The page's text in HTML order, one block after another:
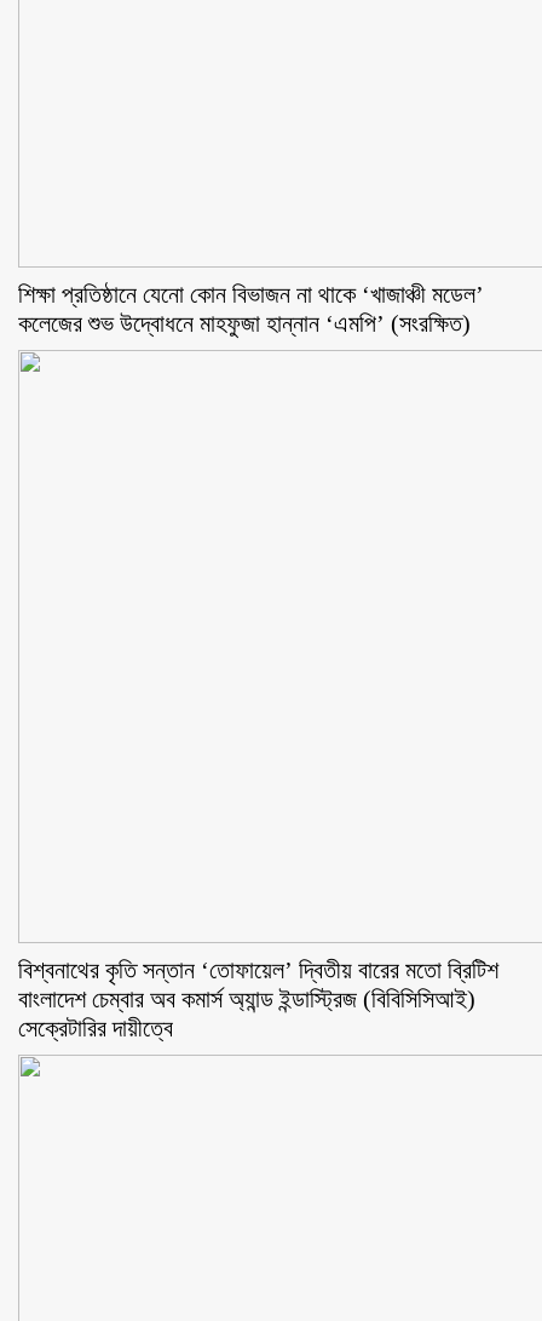
শিক্ষা প্রতিষ্ঠানে যেনো কোন বিভাজন না থাকে ‘খাজাঞ্চী মডেল’
কলেজের শুভ উদ্বোধনে মাহফুজা হান্নান ‘এমপি’ (সংরক্ষিত)
বিশ্বনাথের কৃতি সন্তান ‘তোফায়েল’ দ্বিতীয় বারের মতো ব্রিটিশ
বাংলাদেশ চেম্বার অব কমার্স অ্যান্ড ইন্ডাস্ট্রিজ (বিবিসিসিআই)
সেক্রেটারির দায়ীত্বে